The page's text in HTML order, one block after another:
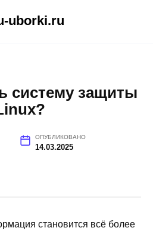
uborki.ru
систему защиты
ОПУБЛИКОВАНО
14.03.2025
становится всё более